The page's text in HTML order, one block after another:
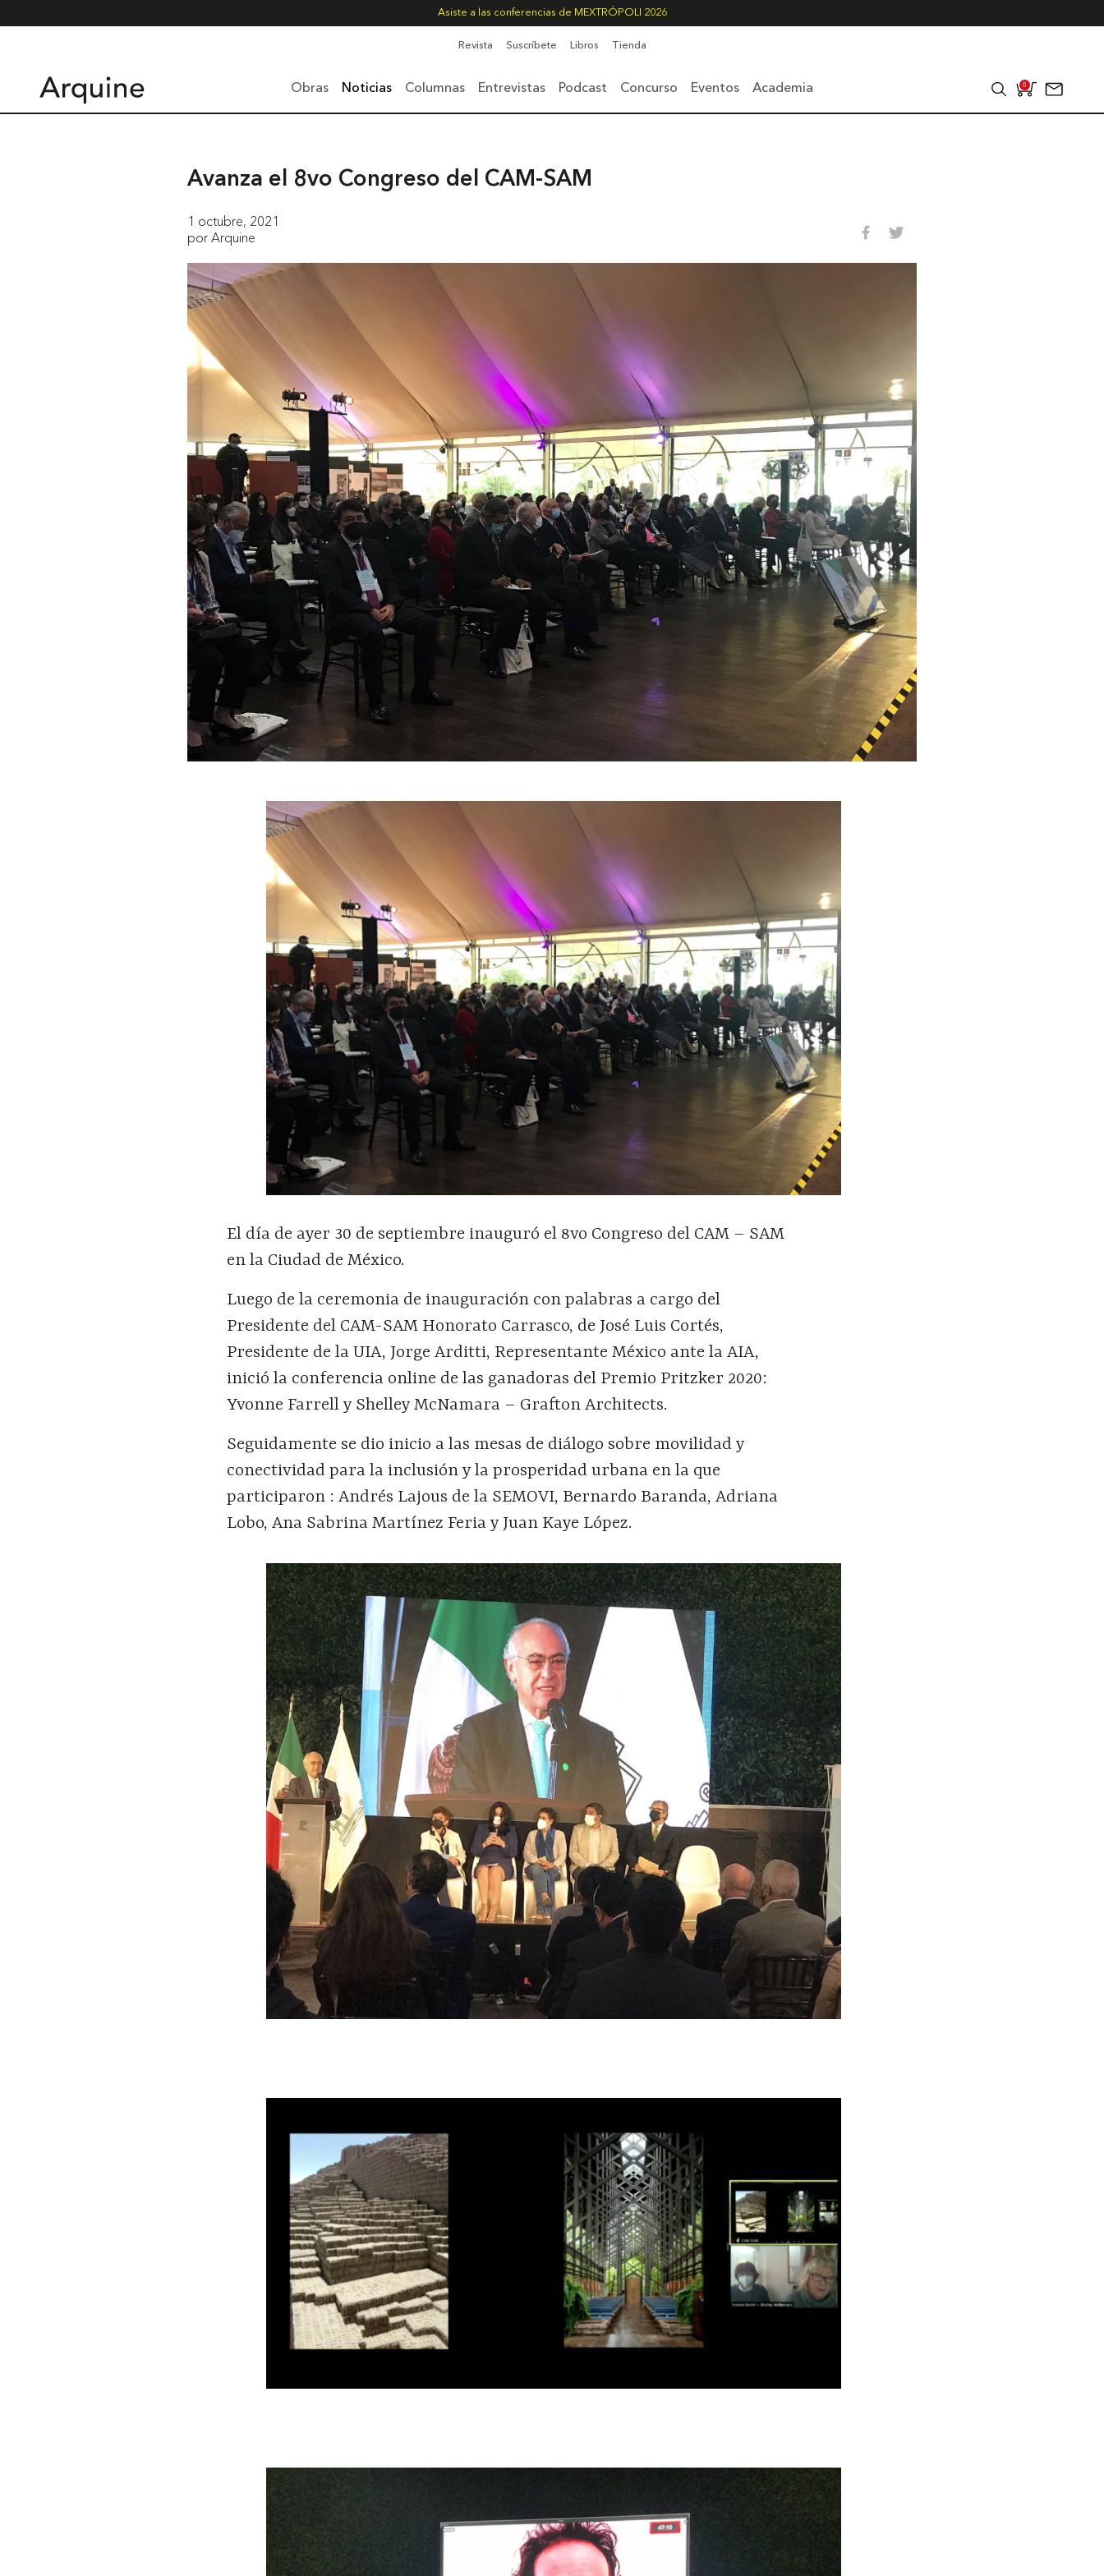
Asiste a las conferencias de MEXTRÓPOLI 2026
Revista Suscríbete Libros Tienda
Obras Noticias Columnas Entrevistas Podcast Concurso Eventos Academia 0
Avanza el 8vo Congreso del CAM-SAM
1 octubre, 2021
por Arquine
El día de ayer 30 de septiembre inauguró el 8vo Congreso del CAM – SAM
en la Ciudad de México.
Luego de la ceremonia de inauguración con palabras a cargo del
Presidente del CAM-SAM Honorato Carrasco, de José Luis Cortés,
Presidente de la UIA, Jorge Arditti, Representante México ante la AIA,
inició la conferencia online de las ganadoras del Premio Pritzker 2020:
Yvonne Farrell y Shelley McNamara – Grafton Architects.
Seguidamente se dio inicio a las mesas de diálogo sobre movilidad y
conectividad para la inclusión y la prosperidad urbana en la que
participaron : Andrés Lajous de la SEMOVI, Bernardo Baranda, Adriana
Lobo, Ana Sabrina Martínez Feria y Juan Kaye López.